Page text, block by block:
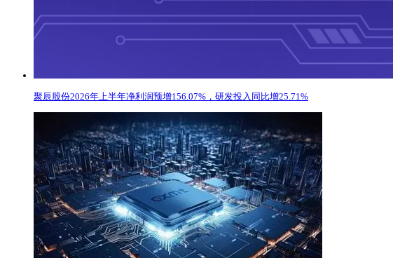
聚辰股份2026年上半年净利润预增156.07%，研发投入同比增25.71%